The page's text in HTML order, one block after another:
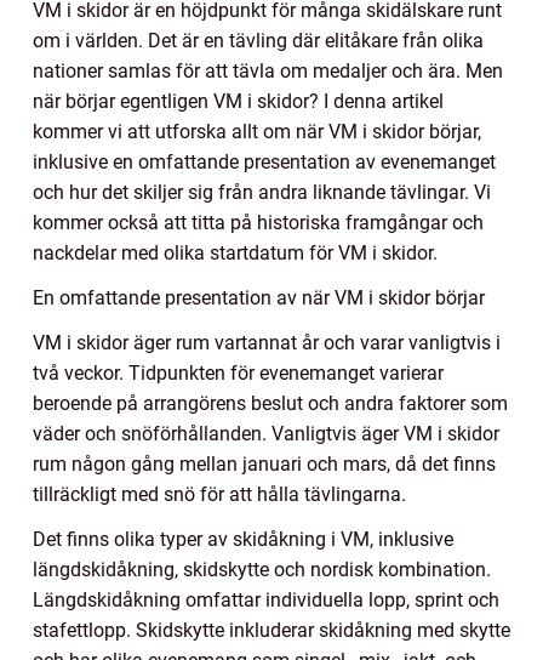
VM i skidor är en höjdpunkt för många skidälskare runt
om i världen. Det är en tävling där elitåkare från olika
nationer samlas för att tävla om medaljer och ära. Men
när börjar egentligen VM i skidor? I denna artikel
kommer vi att utforska allt om när VM i skidor börjar,
inklusive en omfattande presentation av evenemanget
och hur det skiljer sig från andra liknande tävlingar. Vi
kommer också att titta på historiska framgångar och
nackdelar med olika startdatum för VM i skidor.
En omfattande presentation av när VM i skidor börjar
VM i skidor äger rum vartannat år och varar vanligtvis i
två veckor. Tidpunkten för evenemanget varierar
beroende på arrangörens beslut och andra faktorer som
väder och snöförhållanden. Vanligtvis äger VM i skidor
rum någon gång mellan januari och mars, då det finns
tillräckligt med snö för att hålla tävlingarna.
Det finns olika typer av skidåkning i VM, inklusive
längdskidåkning, skidskytte och nordisk kombination.
Längdskidåkning omfattar individuella lopp, sprint och
stafettlopp. Skidskytte inkluderar skidåkning med skytte